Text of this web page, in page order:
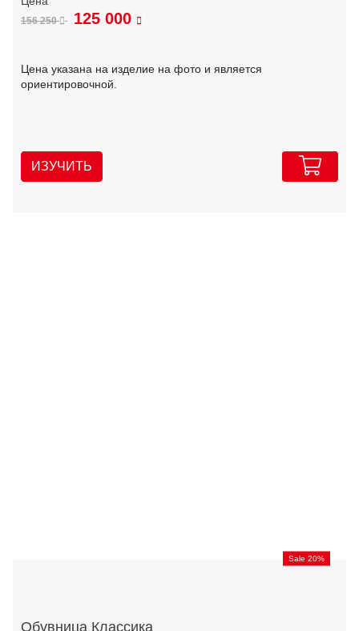
156 250 125 000
Цена указана на изделие на фото и является
ориентировочной.
ИЗУЧИТЬ
Sale 20%
Обувница Классика